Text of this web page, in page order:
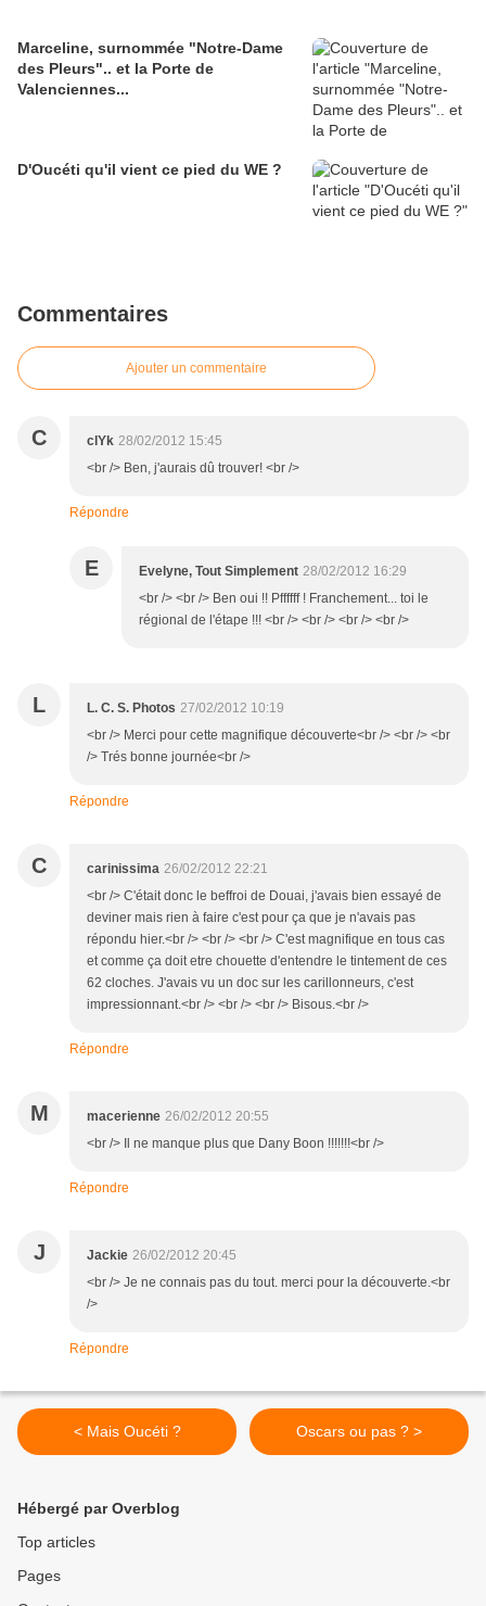
Marceline, surnommée "Notre-Dame
des Pleurs".. et la Porte de
Valenciennes...
D'Oucéti qu'il vient ce pied du WE ?
Commentaires
Ajouter un commentaire
C clYk 28/02/2012 15:45
<br /> Ben, j'aurais dû trouver! <br />
Répondre
E Evelyne, Tout Simplement 28/02/2012 16:29
<br /> <br /> Ben oui !! Pffffff ! Franchement... toi le
régional de l'étape !!! <br /> <br /> <br /> <br />
L L. C. S. Photos 27/02/2012 10:19
<br /> Merci pour cette magnifique découverte<br /> <br /> <br
/> Trés bonne journée<br />
Répondre
C carinissima 26/02/2012 22:21
<br /> C'était donc le beffroi de Douai, j'avais bien essayé de
deviner mais rien à faire c'est pour ça que je n'avais pas
répondu hier.<br /> <br /> <br /> C'est magnifique en tous cas
et comme ça doit etre chouette d'entendre le tintement de ces
62 cloches. J'avais vu un doc sur les carillonneurs, c'est
impressionnant.<br /> <br /> <br /> Bisous.<br />
Répondre
M macerienne 26/02/2012 20:55
<br /> Il ne manque plus que Dany Boon !!!!!!!<br />
Répondre
J Jackie 26/02/2012 20:45
<br /> Je ne connais pas du tout. merci pour la découverte.<br
/>
Répondre
< Mais Oucéti ? Oscars ou pas ? >
Hébergé par Overblog
Top articles
Pages